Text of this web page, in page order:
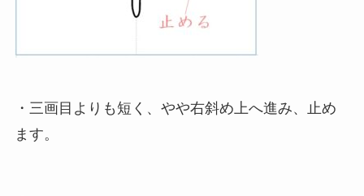
・三画目よりも短く、やや右斜め上へ進み、止め
ます。